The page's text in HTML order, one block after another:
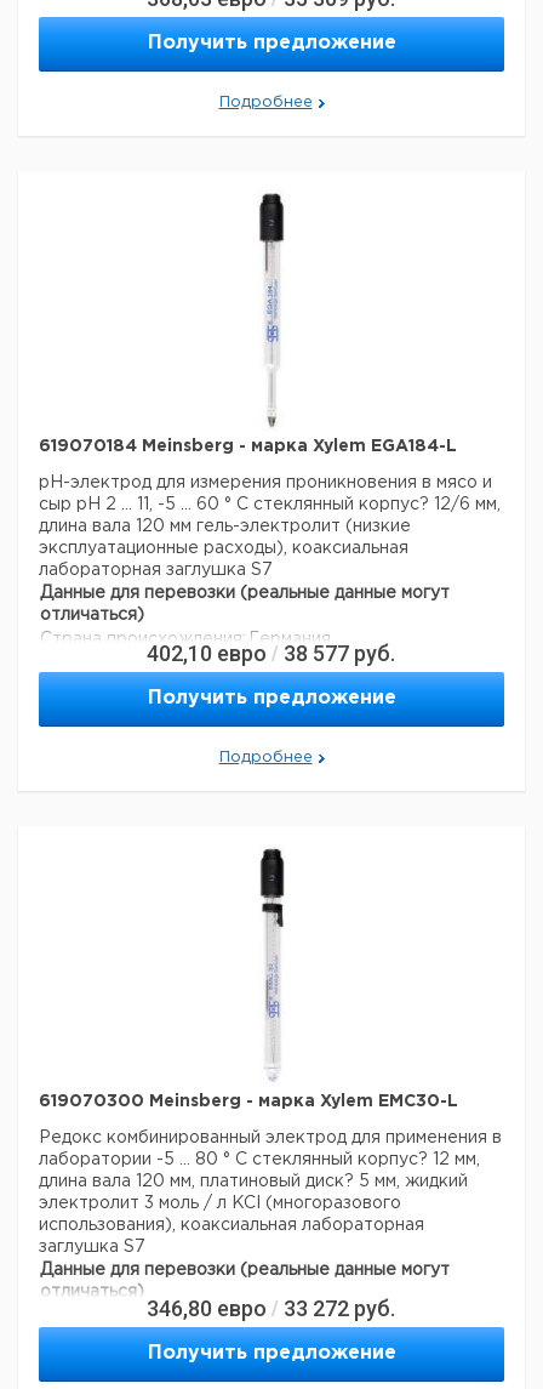
Страна происхождения:Германия
Получить предложение
Подробнее
619070184 Meinsberg - марка Xylem EGA184-L
pH-электрод для измерения проникновения в мясо и
сыр рН 2 ... 11, -5 ... 60 ° С стеклянный корпус? 12/6 мм,
длина вала 120 мм гель-электролит (низкие
эксплуатационные расходы), коаксиальная
лабораторная заглушка S7
Данные для перевозки (реальные данные могут
отличаться)
Страна происхождения: Германия
402,10 евро / 38 577 руб.
Получить предложение
Подробнее
619070300 Meinsberg - марка Xylem EMC30-L
Редокс комбинированный электрод для применения в
лаборатории -5 ... 80 ° С стеклянный корпус? 12 мм,
длина вала 120 мм, платиновый диск? 5 мм, жидкий
электролит 3 моль / л KCI (многоразового
использования), коаксиальная лабораторная
заглушка S7
Данные для перевозки (реальные данные могут
отличаться)
Страна происхождения:Германия
346,80 евро / 33 272 руб.
Получить предложение